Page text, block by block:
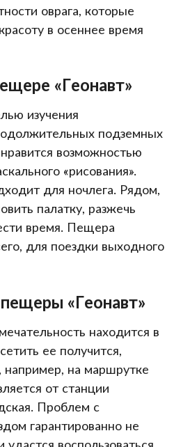
оврага, которые
в осеннее время
«Геонавт»
изучения
подземных
возможностью
«рисования».
для ночлега. Рядом,
палатку, разжечь
время. Пещера
для поездки выходного
«Геонавт»
находится в
ее получится,
на маршрутке
от станции
Проблем с
гарантированно не